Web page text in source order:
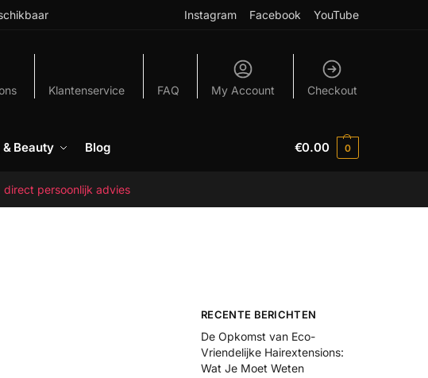
Instagram Facebook YouTube
Klantenservice FAQ My Account Checkout
Beauty Blog €0.00 0
persoonlijk advies
RECENTE BERICHTEN
De Opkomst van Eco-
Vriendelijke Hairextensions:
Wat Je Moet Weten